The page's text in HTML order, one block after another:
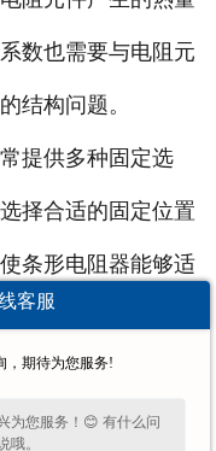
数也需要与电阻元
结构问题。
提供多种固定选
择合适的固定位置
条形电阻器能够适
持基本电阻功能
其规整的外形也便
客服
，期待为您服务!
为您服务！😊 有什么问
哦。